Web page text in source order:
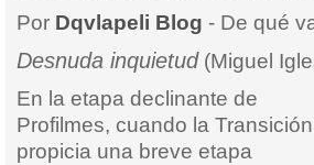
Por Dqvlapeli Blog - De qué
Desnuda inquietud(Miguel
En la etapa declinante de
Profilmes, cuando la Transición
propicia una breve etapa